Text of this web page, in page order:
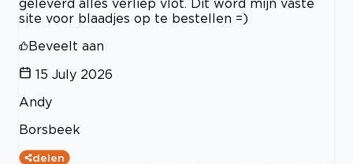
geleverd alles verliep vlot. Dit word mijn vaste
site voor blaadjes op te bestellen =)
Beveelt aan
15 July 2026
Andy
Borsbeek
delen